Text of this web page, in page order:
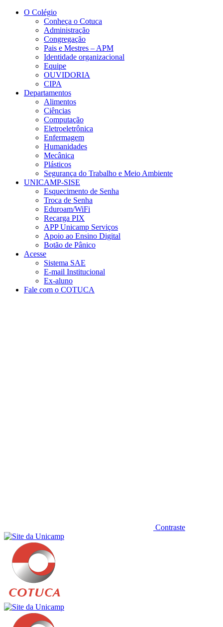
Conteúdo principal
O Colégio
Conheça o Cotuca
Administração
Congregação
Pais e Mestres – APM
Identidade organizacional
Equipe
OUVIDORIA
CIPA
Departamentos
Alimentos
Ciências
Computação
Eletroeletrônica
Enfermagem
Humanidades
Mecânica
Plásticos
Segurança do Trabalho e Meio Ambiente
UNICAMP-SISE
Esquecimento de Senha
Troca de Senha
Eduroam/WiFi
Recarga PIX
APP Unicamp Serviços
Apoio ao Ensino Digital
Botão de Pânico
Acesse
Sistema SAE
E-mail Institucional
Ex-aluno
Fale com o COTUCA
Contraste